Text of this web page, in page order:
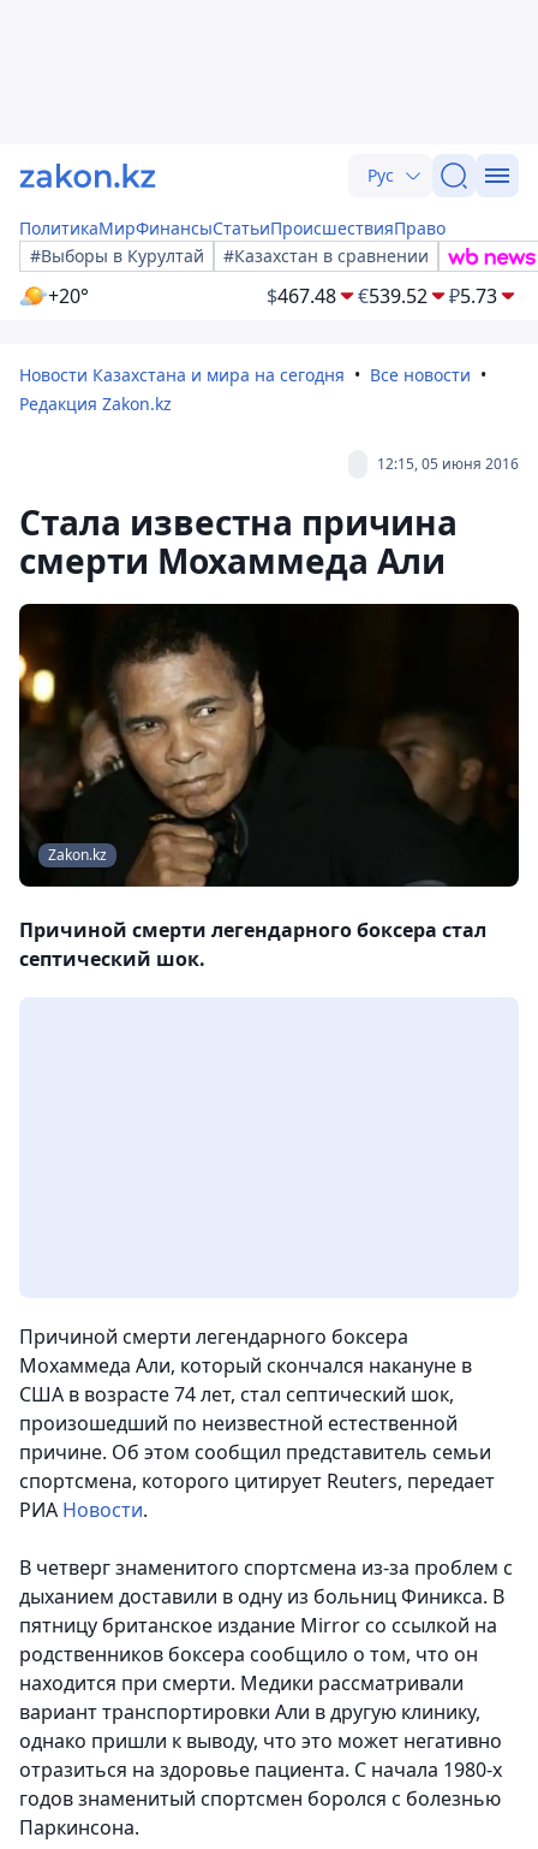
Рус
ПолитикаМирФинансыСтатьиПроисшествияПраво
#Выборы в Курултай
#Казахстан в сравнении
+20° $467.48 €539.52 ₽5.73
Новости Казахстана и мира на сегодня
Все новости
Редакция Zakon.kz
12:15, 05 июня 2016
Стала известна причина
смерти Мохаммеда Али
Zakon.kz
Причиной смерти легендарного боксера стал
септический шок.
Причиной смерти легендарного боксера
Мохаммеда Али, который скончался накануне в
США в возрасте 74 лет, стал септический шок,
произошедший по неизвестной естественной
причине. Об этом сообщил представитель семьи
спортсмена, которого цитирует Reuters, передает
РИА Новости.
В четверг знаменитого спортсмена из-за проблем с
дыханием доставили в одну из больниц Финикса. В
пятницу британское издание Mirror со ссылкой на
родственников боксера сообщило о том, что он
находится при смерти. Медики рассматривали
вариант транспортировки Али в другую клинику,
однако пришли к выводу, что это может негативно
отразиться на здоровье пациента. С начала 1980-х
годов знаменитый спортсмен боролся с болезнью
Паркинсона.